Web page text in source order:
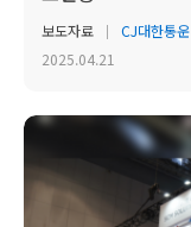
보도자료
CJ대한통운
2025.04.21